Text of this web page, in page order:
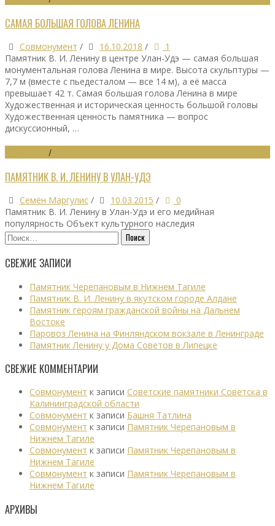
САМАЯ БОЛЬШАЯ ГОЛОВА ЛЕНИНА
Совмонумент / 16.10.2018 /
1
Памятник В. И. Ленину в центре Улан-Удэ — самая большая
монументальная голова Ленина в мире. Высота скульптуры —
7,7 м (вместе с пьедесталом — все 14 м), а её масса
превышает 42 т. Самая большая голова Ленина в мире
Художественная и историческая ценность большой головы
Художественная ценность памятника — вопрос
дискуссионный, …
/
ПАМЯТНИК В. И. ЛЕНИНУ В УЛАН-УДЭ
Семён Маргулис / 10.03.2015 /
0
Памятник В. И. Ленину в Улан-Удэ и его медийная
популярность Объект культурного наследия
Найти:
СВЕЖИЕ ЗАПИСИ
Памятник Черепановым в Нижнем Тагиле
Памятник В. И. Ленину в якутском городе Алдане
Памятник героям гражданской войны на Дальнем
Востоке
Паровоз Ленина на Финляндском вокзале в Ленинграде
Памятник Ленину у Дома Советов в Липецке
СВЕЖИЕ КОММЕНТАРИИ
Совмонумент к записи Советские памятники Советска в
Калининградской области
Совмонумент к записи Башня Татлина
Совмонумент к записи Памятник Черепановым в
Нижнем Тагиле
Совмонумент к записи Памятник Черепановым в
Нижнем Тагиле
Совмонумент к записи Памятник Черепановым в
Нижнем Тагиле
АРХИВЫ